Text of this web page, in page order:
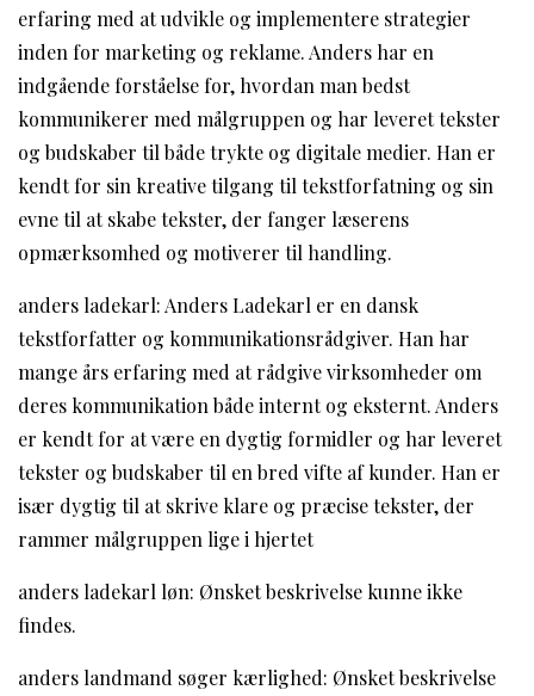
erfaring med at udvikle og implementere strategier
inden for marketing og reklame. Anders har en
indgående forståelse for, hvordan man bedst
kommunikerer med målgruppen og har leveret tekster
og budskaber til både trykte og digitale medier. Han er
kendt for sin kreative tilgang til tekstforfatning og sin
evne til at skabe tekster, der fanger læserens
opmærksomhed og motiverer til handling.
anders ladekarl: Anders Ladekarl er en dansk
tekstforfatter og kommunikationsrådgiver. Han har
mange års erfaring med at rådgive virksomheder om
deres kommunikation både internt og eksternt. Anders
er kendt for at være en dygtig formidler og har leveret
tekster og budskaber til en bred vifte af kunder. Han er
især dygtig til at skrive klare og præcise tekster, der
rammer målgruppen lige i hjertet
anders ladekarl løn: Ønsket beskrivelse kunne ikke
findes.
anders landmand søger kærlighed: Ønsket beskrivelse